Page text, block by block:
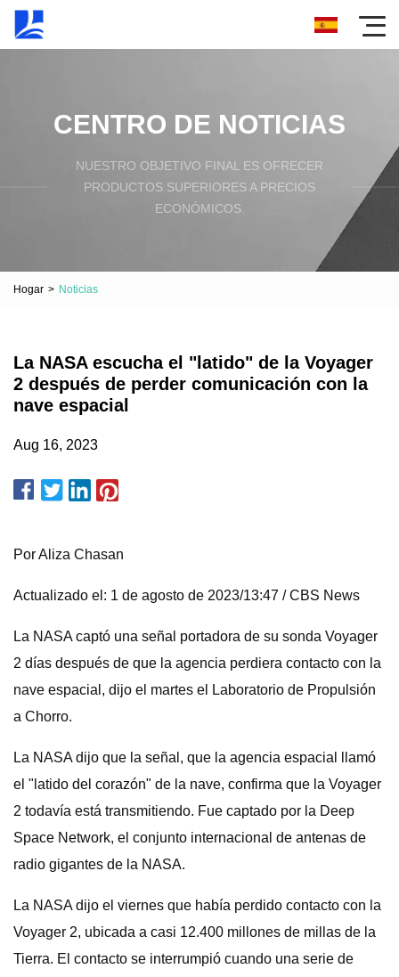
CENTRO DE NOTICIAS
NUESTRO OBJETIVO FINAL ES OFRECER
PRODUCTOS SUPERIORES A PRECIOS
ECONÓMICOS.
Hogar > Noticias
La NASA escucha el "latido" de la Voyager
2 después de perder comunicación con la
nave espacial
Aug 16, 2023
Por Aliza Chasan
Actualizado el: 1 de agosto de 2023/13:47 / CBS News
La NASA captó una señal portadora de su sonda Voyager
2 días después de que la agencia perdiera contacto con la
nave espacial, dijo el martes el Laboratorio de Propulsión
a Chorro.
La NASA dijo que la señal, que la agencia espacial llamó
el "latido del corazón" de la nave, confirma que la Voyager
2 todavía está transmitiendo. Fue captado por la Deep
Space Network, el conjunto internacional de antenas de
radio gigantes de la NASA.
La NASA dijo el viernes que había perdido contacto con la
Voyager 2, ubicada a casi 12.400 millones de millas de la
Tierra. El contacto se interrumpió cuando una serie de